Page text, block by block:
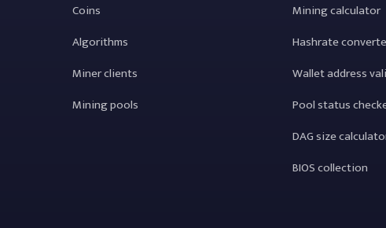
Coins
Algorithms
Miner clients
Mining pools
Mining calculator
Hashrate
Wallet address
Pool status
DAG size
BIOS collection